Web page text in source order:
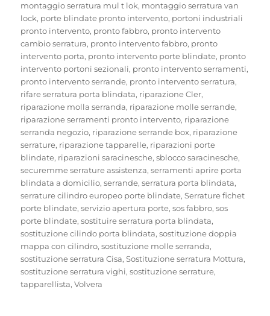
montaggio serratura mul t lok, montaggio serratura van
lock, porte blindate pronto intervento, portoni industriali
pronto intervento, pronto fabbro, pronto intervento
cambio serratura, pronto intervento fabbro, pronto
intervento porta, pronto intervento porte blindate, pronto
intervento portoni sezionali, pronto intervento serramenti,
pronto intervento serrande, pronto intervento serratura,
rifare serratura porta blindata, riparazione Cler,
riparazione molla serranda, riparazione molle serrande,
riparazione serramenti pronto intervento, riparazione
serranda negozio, riparazione serrande box, riparazione
serrature, riparazione tapparelle, riparazioni porte
blindate, riparazioni saracinesche,sblocco saracinesche,
securemme serrature assistenza,serramenti aprire porta
blindata a domicilio,serrande,serratura porta blindata,
serrature cilindro europeo porte blindate,Serrature fichet
porte blindate,servizio apertura porte,sos fabbro,sos
porte blindate,sostituire serratura porta blindata,
sostituzione cilindo porta blindata,sostituzione doppia
mappa con cilindro,sostituzione molle serranda,
sostituzione serratura Cisa,Sostituzione serratura Mottura,
sostituzione serratura vighi,sostituzione serrature,
tapparellista,Volvera